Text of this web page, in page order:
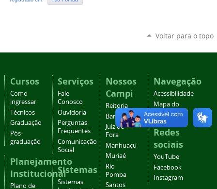
Voltar para o topo
Cursos
Como
ingressar
Técnicos
Graduação
Pós-
graduação
Planejamento
Institucional
Plano de
Serviços
Fale
Conosco
Ouvidoria
Perguntas
Frequentes
Comunicação
Social
Sistemas
Sistemas
Nossos
Campi
Reitoria
Barbacena
Juiz de
Fora
Manhuaçu
Muriaé
Rio
Pomba
Santos
Navegação
Acessibilidade
Mapa do
site
Redes
sociais
YouTube
Facebook
Instagram